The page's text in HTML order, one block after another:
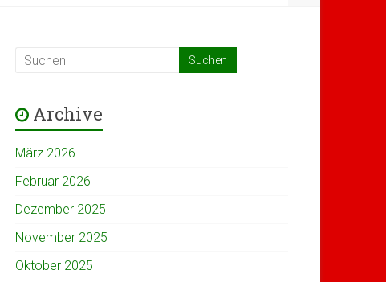
Archive
März 2026
Februar 2026
Dezember 2025
November 2025
Oktober 2025